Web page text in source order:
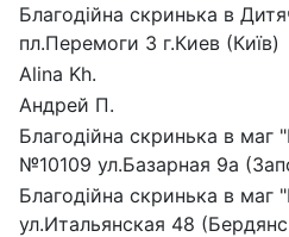
Благодійна скринька в
пл.Перемоги 3 г.Киев (Київ)
Alina Kh.
Андрей П.
Благодійна скринька в маг
№10109 ул.Базарная 9а
Благодійна скринька в маг
ул.Итальянская 48